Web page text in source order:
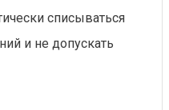
списываться
и не допускать